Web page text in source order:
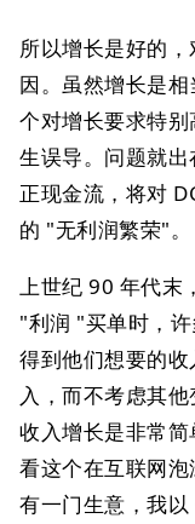
所以增长是好的
因。虽然增长是
个对增长要求特
生误导。问题就
正现金流，将对
的 "无利润繁荣"。
上世纪 90 年代
"利润 "买单时，
得到他们想要的
入，而不考虑其
收入增长是非常
看这个在互联网
有一门生意，我